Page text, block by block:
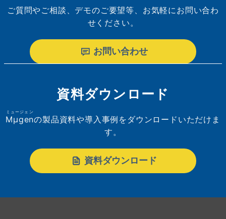
ご質問やご相談、デモのご要望等、お気軽にお問い合わ
せください。
お問い合わせ
資料ダウンロード
Mµgen
ミュージェン
の製品資料や導入事例をダウンロードいただけま
す。
資料ダウンロード